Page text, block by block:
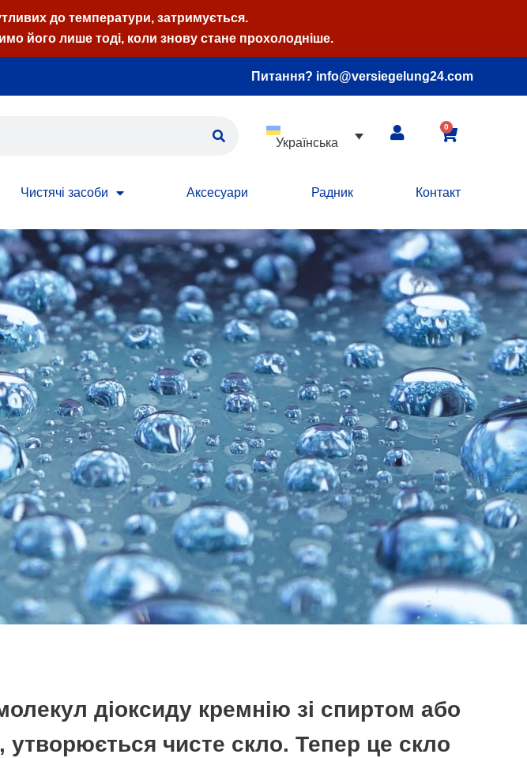
до температури, затримується.
його лише тоді, коли знову стане прохолодніше.
Питання? info@versiegelung24.com
Українська
0
Чистячі засоби Аксесуари Радник Контакт
діоксиду кремнію зі спиртом або
утворюється чисте скло. Тепер це скло